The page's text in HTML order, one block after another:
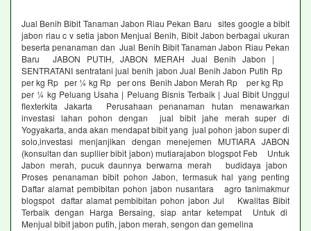
Jual Benih Bibit Tanaman Jabon Riau Pekan Baru sites google a bibit
jabon riau c v setia jabon Menjual Benih, Bibit Jabon berbagai ukuran
beserta penanaman dan Jual Benih Bibit Tanaman Jabon Riau Pekan
Baru JABON PUTIH, JABON MERAH Jual Benih Jabon |
SENTRATANI sentratani jual benih jabon Jual Benih Jabon Putih Rp
per kg Rp per ¼ kg Rp per ons Benih Jabon Merah Rp per kg Rp
per ¼ kg Peluang Usaha | Peluang Bisnis Terbaik | Jual Bibit Unggul
flexterkita Jakarta Perusahaan penanaman hutan menawarkan
investasi lahan pohon dengan jual bibit jahe merah super di
Yogyakarta, anda akan mendapat bibit yang jual pohon jabon super di
solo,investasi menjanjikan dengan menejemen MUTIARA JABON
(konsultan dan supllier bibit jabon) mutiarajabon blogspot Feb Untuk
Jabon merah, pucuk daunnya berwarna merah budidaya jabon
Proses penanaman bibit pohon Jabon, termasuk hal yang penting
Daftar alamat pembibitan pohon jabon nusantara agro tanimakmur
blogspot daftar alamat pembibitan pohon jabon Jul Kwalitas Bibit
Terbaik dengan Harga Bersaing, siap antar ketempat Untuk di
Menjual bibit jabon putih, jabon merah, sengon dan gemelina